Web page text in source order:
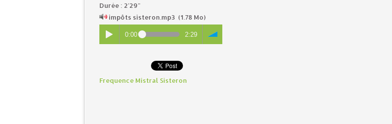
Durée : 2'29"
impôts sisteron.mp3 (1.78 Mo)
0:00 2:29
Frequence Mistral Sisteron